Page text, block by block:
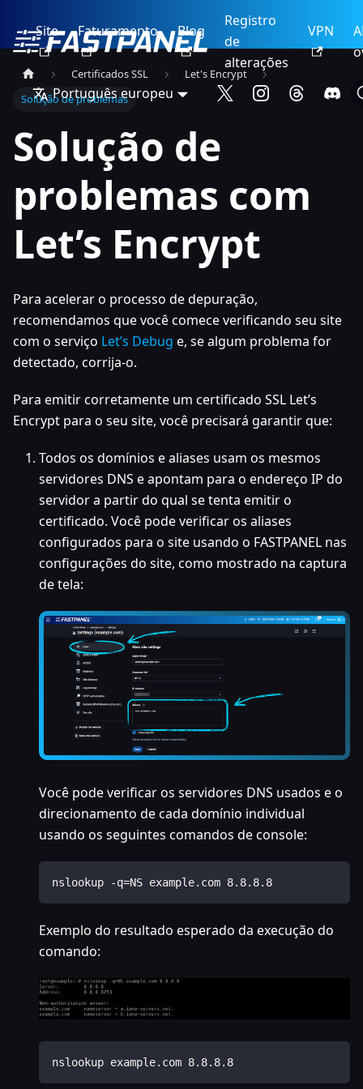
Site Faturamento Blog
Registro
de
alterações
VPN
Português europeu
Certificados SSL
Let's Encrypt
Solução de problemas
Solução de
problemas com
Let’s Encrypt
Para acelerar o processo de depuração,
recomendamos que você comece verificando seu site
com o serviço Let’s Debug e, se algum problema for
detectado, corrija-o.
Para emitir corretamente um certificado SSL Let’s
Encrypt para o seu site, você precisará garantir que:
Todos os domínios e aliases usam os mesmos
servidores DNS e apontam para o endereço IP do
servidor a partir do qual se tenta emitir o
certificado. Você pode verificar os aliases
configurados para o site usando o FASTPANEL nas
configurações do site, como mostrado na captura
de tela:
Você pode verificar os servidores DNS usados e o
direcionamento de cada domínio individual
usando os seguintes comandos de console:
nslookup -q=NS example.com 8.8.8.8
Exemplo do resultado esperado da execução do
comando:
nslookup example.com 8.8.8.8